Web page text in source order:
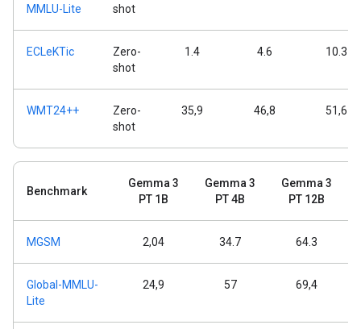
MMLU-Lite
shot
ECLeKTic
Zero-
shot
1.4 4.6 10.3
WMT24++
Zero-
shot
35,9 46,8 51,6
Benchmark
Gemma 3
PT 1B
Gemma 3
PT 4B
Gemma 3
PT 12B
MGSM 2,04 34.7 64.3
Global-MMLU-
Lite
24,9 57 69,4